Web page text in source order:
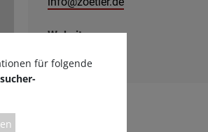
Website:
für folgende